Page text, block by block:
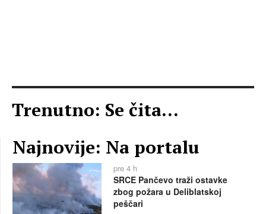
Trenutno: Se čita...
Najnovije: Na portalu
pre 4 h
SRCE Pančevo traži ostavke
zbog požara u Deliblatskoj
peščari